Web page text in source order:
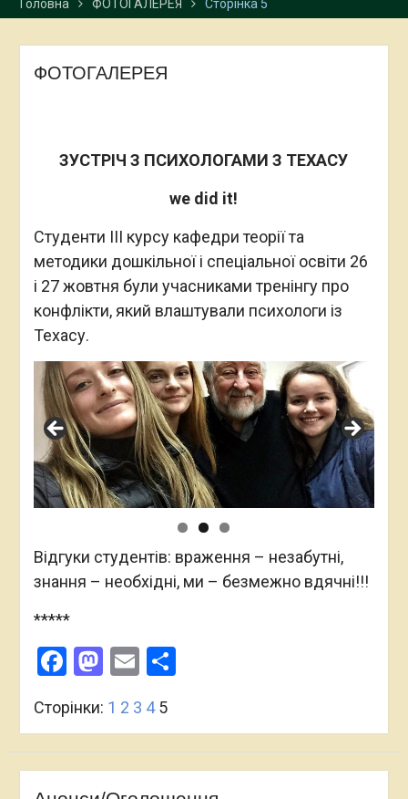
Головна ФОТОГАЛЕРЕЯ Сторінка 5
ФОТОГАЛЕРЕЯ
ЗУСТРІЧ З ПСИХОЛОГАМИ З ТЕХАСУ
we did it!
Студенти ІІІ курсу кафедри теорії та
методики дошкільної і спеціальної освіти 26
і 27 жовтня були учасниками тренінгу про
конфлікти, який влаштували психологи із
Техасу.
Відгуки студентів: враження – незабутні,
знання – необхідні, ми – безмежно вдячні!!!
*****
Facebook
Mastodon
EmailПоділитися
Сторінки: 1 2 3 4 5